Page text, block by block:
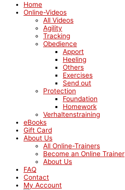
Home
Online-Videos
All Videos
Agility
Tracking
Obedience
Apport
Heeling
Others
Exercises
Send out
Protection
Foundation
Homework
Verhaltenstraining
eBooks
Gift Card
About Us
All Online-Trainers
Become an Online Trainer
About Us
FAQ
Contact
My Account